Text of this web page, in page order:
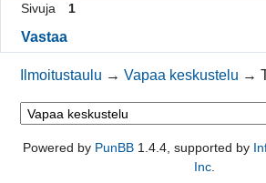
Sivuja 1
Vastaa
Ilmoitustaulu →Vapaa keskustelu →
Powered by PunBB 1.4.4, supported by
Inc.